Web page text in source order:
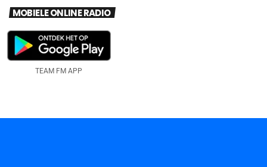
MOBIELE ONLINE RADIO
TEAM FM APP